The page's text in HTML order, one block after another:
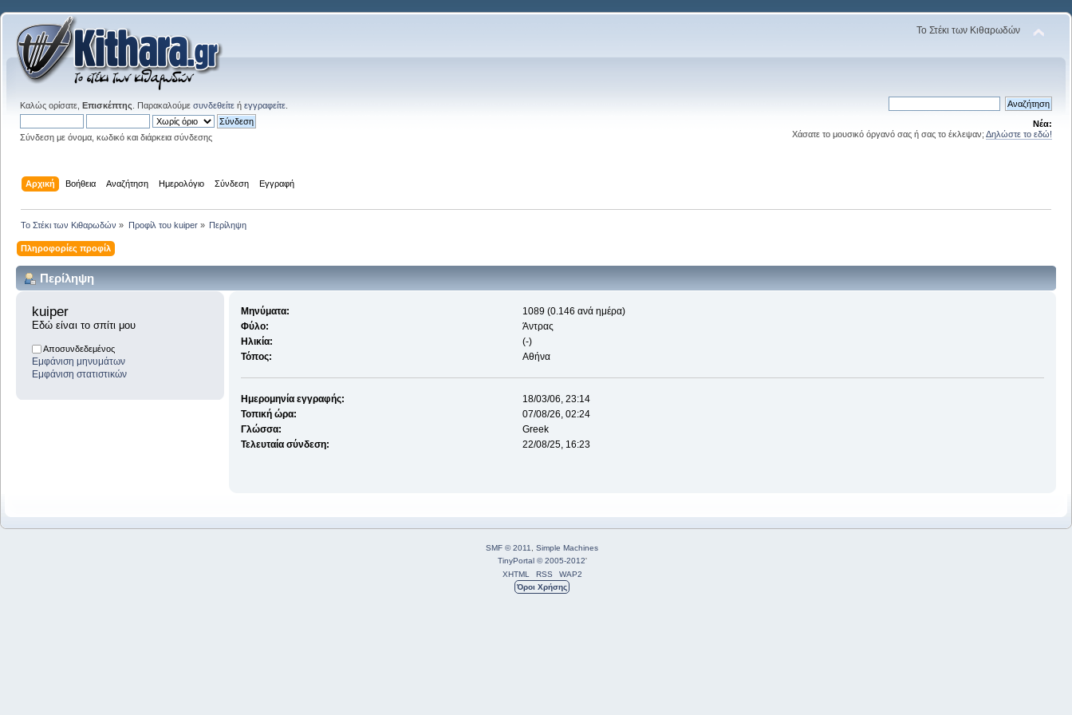
Το Στέκι των Κιθαρωδών
Καλώς ορίσατε, Επισκέπτης . Παρακαλούμε συνδεθείτε ή εγγραφείτε
Σύνδεση με όνομα, κωδικό και διάρκεια σύνδεσης
Νέα:
Χάσατε το μουσικό όργανό σας ή σας το έκλεψαν; Δηλώστε το εδώ!
Αρχική Βοήθεια Αναζήτηση Ημερολόγιο Σύνδεση Εγγραφή
Το Στέκι των Κιθαρωδών » Προφίλ του kuiper» Περίληψη
Πληροφορίες προφίλ
Περίληψη
kuiper
Εδώ είναι το σπίτι μου
Αποσυνδεδεμένος
Εμφάνιση μηνυμάτων
Εμφάνιση στατιστικών
Μηνύματα:
1089 (0.146 ανά ημέρα)
Φύλο:
Άντρας
Ηλικία:
(-)
Τόπος:
Αθήνα
Ημερομηνία εγγραφής:
18/03/06, 23:14
Τοπική ώρα:
07/08/26, 02:24
Γλώσσα:
Greek
Τελευταία σύνδεση:
22/08/25, 16:23
SMF © 2011, Simple Machines
TinyPortal © 2005-2012'
XHTML
RSS
WAP2
Όροι Χρήσης